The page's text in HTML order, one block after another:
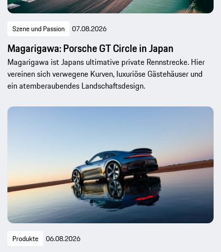
Szene und Passion 07.08.2026
Magarigawa: Porsche GT Circle in Japan
Magarigawa ist Japans ultimative private Rennstrecke. Hier
vereinen sich verwegene Kurven, luxuriöse Gästehäuser und
ein atemberaubendes Landschaftsdesign.
Produkte 06.08.2026